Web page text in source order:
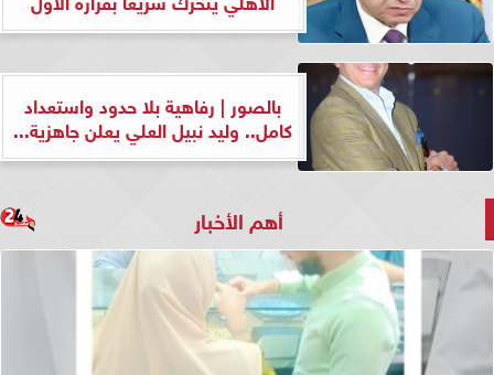
بالصور | رفاهية بلا حدود واستعداد
كامل.. وليد نبيل العلي يعلن جاهزية...
أهم الأخبار